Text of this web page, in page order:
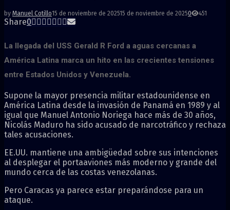
by Manuel Cotillo15 de noviembre de 202515 de noviembre de 20250 451
Share0
La llegada del USS Gerald R Ford a aguas cercanas a
América Latina marca un hito en las crecientes tensiones
entre Estados Unidos y Venezuela.
Supone la mayor presencia militar estadounidense en
América Latina desde la invasión de Panamá en 1989 y al
igual que Manuel Antonio Noriega hace más de 30 años,
Nicolás Maduro ha sido acusado de narcotráfico y rechaza
tales acusaciones.
EE.UU. mantiene una ambigüedad sobre sus intenciones
al desplegar el portaaviones más moderno y grande del
mundo cerca de las costas venezolanas.
Pero Caracas ya parece estar preparándose para un
ataque.